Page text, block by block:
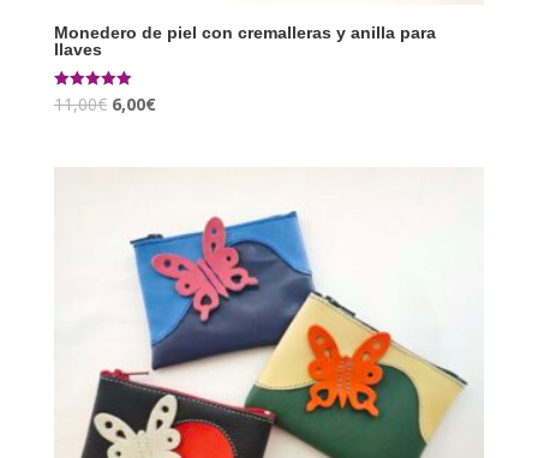
Monedero de piel con cremalleras y anilla para
llaves
Valorado con
5.00
11,00€ 6,00€